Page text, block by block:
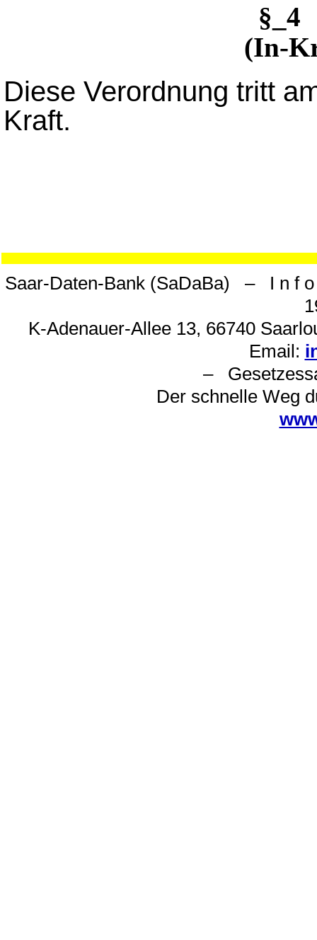
§_4
(In-
Diese Verordnung tritt
Kraft.
Saar-Daten-Bank (SaDaBa) – I n f
K-Adenauer-Allee 13, 66740
Email:
–
Der schnelle Weg